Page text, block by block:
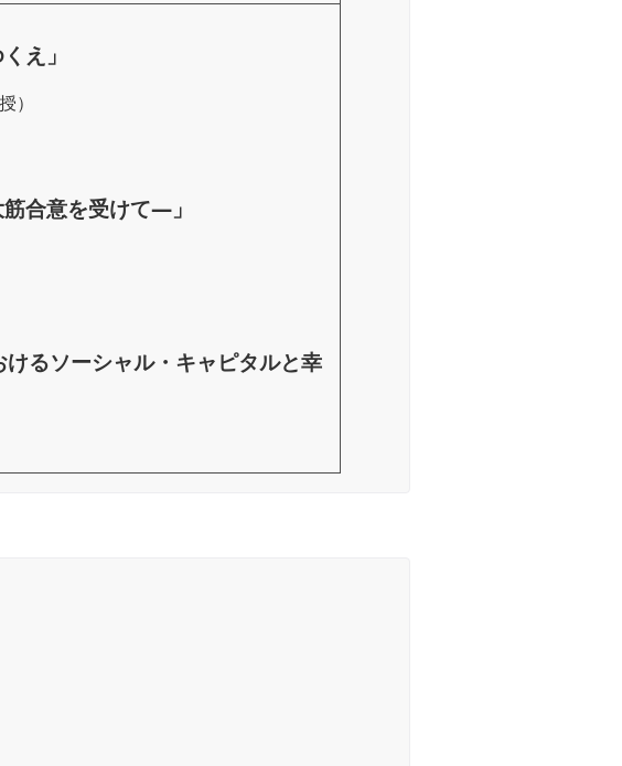
え」
）
合意を受けて―」
るソーシャル・キャピタルと幸